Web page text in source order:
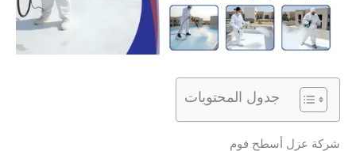
جدول المحتويات
شركة عزل أسطح فوم